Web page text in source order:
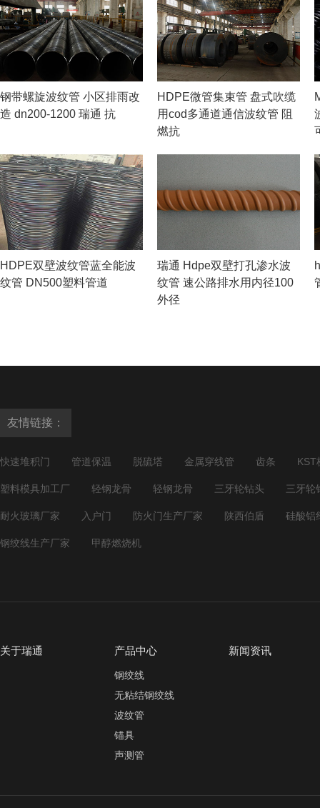
钢带螺旋波纹管 小区排雨改
造 dn200-1200 瑞通 抗
HDPE微管集束管 盘式吹缆
用cod多通道通信波纹管 阻
燃抗
HDPE双壁波纹管蓝全能波
纹管 DN500塑料管道
瑞通 Hdpe双壁打孔渗水波
纹管 速公路排水用内径100
外径
友情链接：
快速堆积门 管道保温 脱硫塔 金属穿线管 齿条 KST
塑料模具加工厂 轻钢龙骨 轻钢龙骨 三牙轮钻头 三牙轮
耐火玻璃厂家 入户门 防火门生产厂家 陕西伯盾 硅酸铝
钢绞线生产厂家 甲醇燃烧机
关于瑞通 产品中心
钢绞线
无粘结钢绞线
波纹管
锚具
声测管
新闻资讯